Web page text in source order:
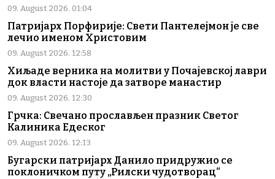
09. August 2026. 01:04
Патријарх Порфирије: Свети Пантелејмон је све
лечио именом Христовим
09. August 2026. 12:58
Хиљаде верника на молитви у Почајевској лаври
док власти настоје да затворе манастир
09. August 2026. 12:30
Грчка: Свечано прослављен празник Светог
Калиника Едеског
09. August 2026. 12:13
Бугарски патријарх Данило придружио се
поклоничком путу „Рилски чудотворац“